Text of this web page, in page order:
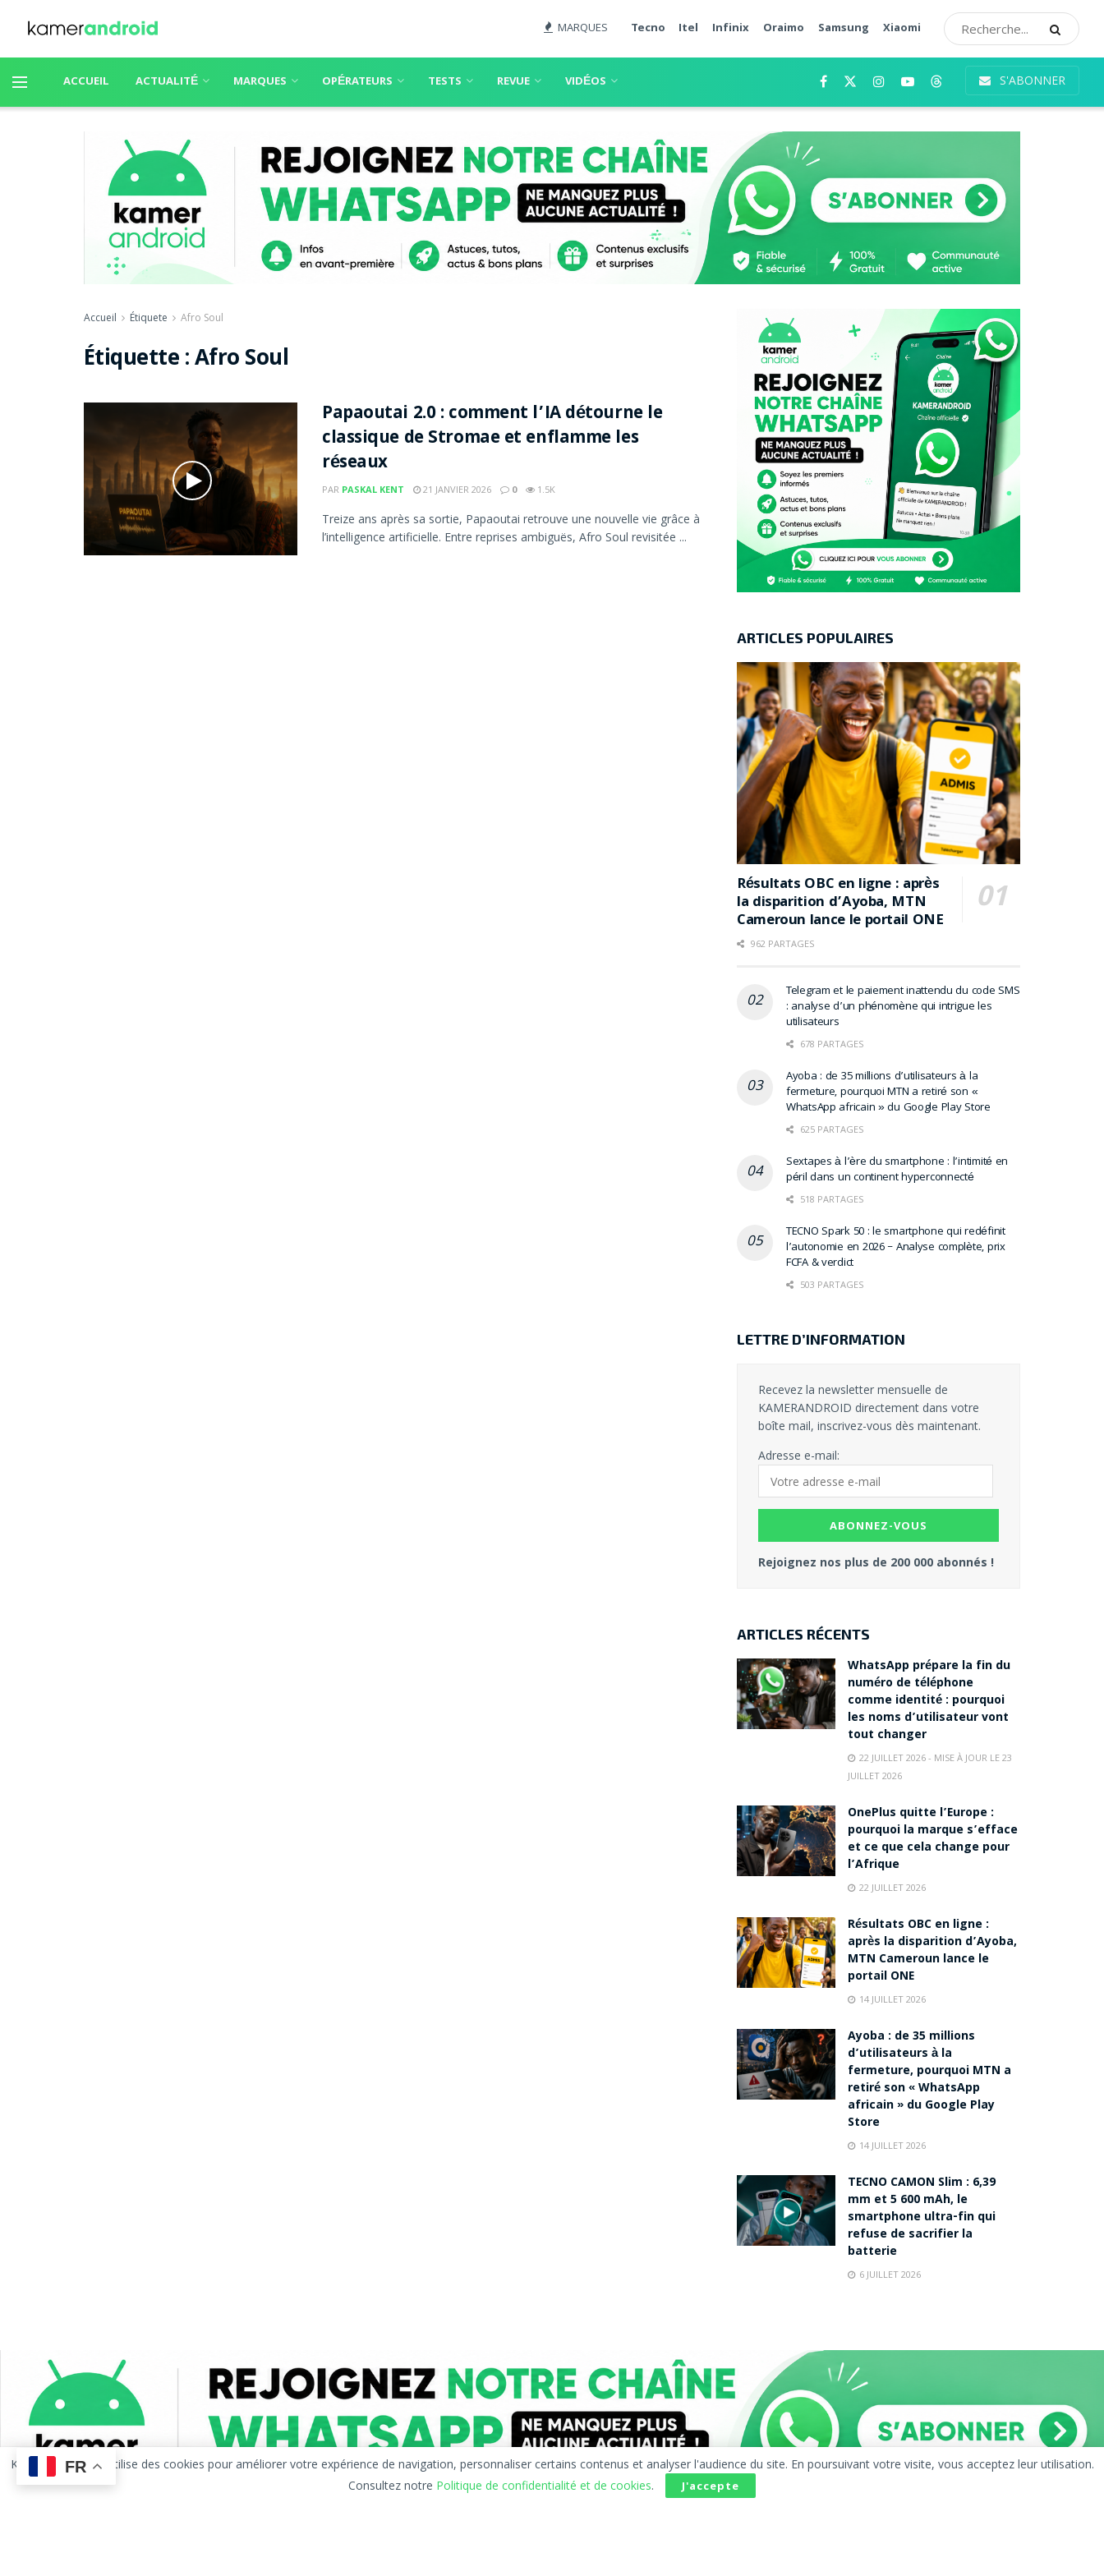
MARQUES Tecno Itel Infinix Oraimo Samsung Xiaomi
ACCUEIL ACTUALITÉ MARQUES OPÉRATEURS TESTS REVUE VIDÉOS S'ABONNER
Accueil Étiquete Afro Soul
Étiquette :Afro Soul
Papaoutai 2.0 : comment l’IA détourne le
classique de Stromae et enflamme les
réseaux
PAR PASKAL KENT 21 JANVIER 2026 0 1.5K
Treize ans après sa sortie, Papaoutai retrouve une nouvelle vie grâce à
l’intelligence artificielle. Entre reprises ambiguës, Afro Soul revisitée ...
ARTICLES POPULAIRES
Résultats OBC en ligne : après
la disparition d’Ayoba, MTN
Cameroun lance le portail ONE
962 PARTAGES
Telegram et le paiement inattendu du code SMS
: analyse d’un phénomène qui intrigue les
utilisateurs
678 PARTAGES
Ayoba : de 35 millions d’utilisateurs à la
fermeture, pourquoi MTN a retiré son «
WhatsApp africain » du Google Play Store
625 PARTAGES
Sextapes à l’ère du smartphone : l’intimité en
péril dans un continent hyperconnecté
518 PARTAGES
TECNO Spark 50 : le smartphone qui redéfinit
l’autonomie en 2026 – Analyse complète, prix
FCFA & verdict
503 PARTAGES
LETTRE D’INFORMATION
Recevez la newsletter mensuelle de
KAMERANDROID directement dans votre
boîte mail, inscrivez-vous dès maintenant.
Adresse e-mail:
Rejoignez nos plus de 200 000 abonnés !
ARTICLES RÉCENTS
WhatsApp prépare la fin du
numéro de téléphone
comme identité : pourquoi
les noms d’utilisateur vont
tout changer
22 JUILLET 2026 - MISE À JOUR LE 23
JUILLET 2026
OnePlus quitte l’Europe :
pourquoi la marque s’efface
et ce que cela change pour
l’Afrique
22 JUILLET 2026
Résultats OBC en ligne :
après la disparition d’Ayoba,
MTN Cameroun lance le
portail ONE
14 JUILLET 2026
Ayoba : de 35 millions
d’utilisateurs à la
fermeture, pourquoi MTN a
retiré son « WhatsApp
africain » du Google Play
Store
14 JUILLET 2026
TECNO CAMON Slim : 6,39
mm et 5 600 mAh, le
smartphone ultra-fin qui
refuse de sacrifier la
batterie
6 JUILLET 2026
FR
KAMERANDROID utilise des cookies pour améliorer votre expérience de navigation, personnaliser certains contenus et analyser l'audience du site. En poursuivant votre visite, vous acceptez leur utilisation.
Consultez notre Politique de confidentialité et de cookies. J'accepte